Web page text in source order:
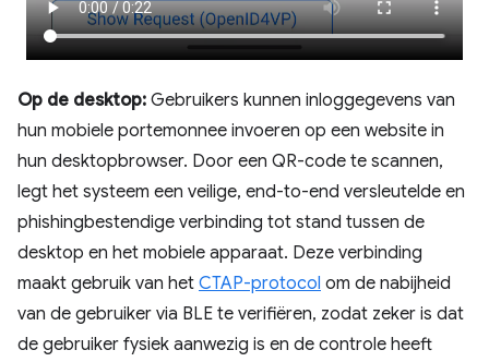
Op de desktop: Gebruikers kunnen inloggegevens van
hun mobiele portemonnee invoeren op een website in
hun desktopbrowser. Door een QR-code te scannen,
legt het systeem een ​​veilige, end-to-end versleutelde en
phishingbestendige verbinding tot stand tussen de
desktop en het mobiele apparaat. Deze verbinding
maakt gebruik van het CTAP-protocol om de nabijheid
van de gebruiker via BLE te verifiëren, zodat zeker is dat
de gebruiker fysiek aanwezig is en de controle heeft